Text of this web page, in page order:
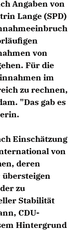
Angaben von
Lange (SPD)
von
Für die
im
zu rechnen,
"Das gab es
Einschätzung
von
deren
zu
Stabilität
CDU-
Hintergrund